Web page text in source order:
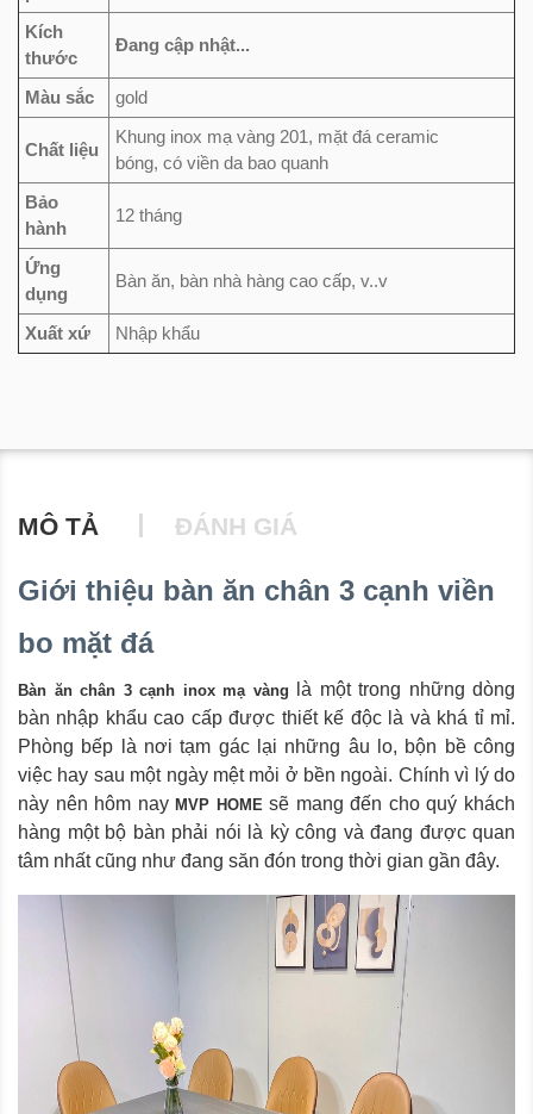
Kích
thước
Đang cập nhật...
Màu sắc gold
Chất liệu
Khung inox mạ vàng 201, mặt đá ceramic
bóng, có viền da bao quanh
Bảo
hành
12 tháng
Ứng
dụng
Bàn ăn, bàn nhà hàng cao cấp, v..v
Xuất xứ Nhập khẩu
MÔ TẢ ĐÁNH GIÁ
Giới thiệu bàn ăn chân 3 cạnh viền
bo mặt đá
Bàn ăn chân 3 cạnh inox mạ vàng là một trong những dòng
bàn nhập khẩu cao cấp được thiết kế độc là và khá tỉ mỉ.
Phòng bếp là nơi tạm gác lại những âu lo, bộn bề công
việc hay sau một ngày mệt mỏi ở bền ngoài. Chính vì lý do
này nên hôm nayMVP HOME sẽ mang đến cho quý khách
hàng một bộ bàn phải nói là kỳ công và đang được quan
tâm nhất cũng như đang săn đón trong thời gian gần đây.